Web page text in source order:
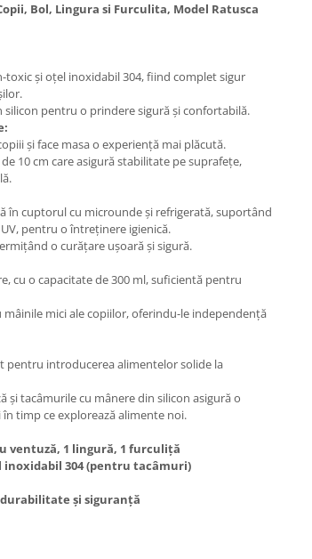
Bol, Lingura si Furculita, Model Ratusca
toxic și oțel inoxidabil 304, fiind complet sigur
silicon pentru o prindere sigură și confortabilă.
și face masa o experiență mai plăcută.
10 cm care asigură stabilitate pe suprafețe,
în cuptorul cu microunde și refrigerată, suportând
pentru o întreținere igienică.
o curățare ușoară și sigură.
cu o capacitate de 300 ml, suficientă pentru
mici ale copiilor, oferindu-le independență
pentru introducerea alimentelor solide la
și tacâmurile cu mânere din silicon asigură o
timp ce explorează alimente noi.
ventuză, 1 lingură, 1 furculiță
304 (pentru tacâmuri)
și siguranță